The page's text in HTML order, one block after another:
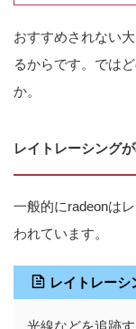
おすすめされない
るからです。では
か。
レイトレーシング
一般的にradeonは
われています。
レイトレーシ
光線などを追跡